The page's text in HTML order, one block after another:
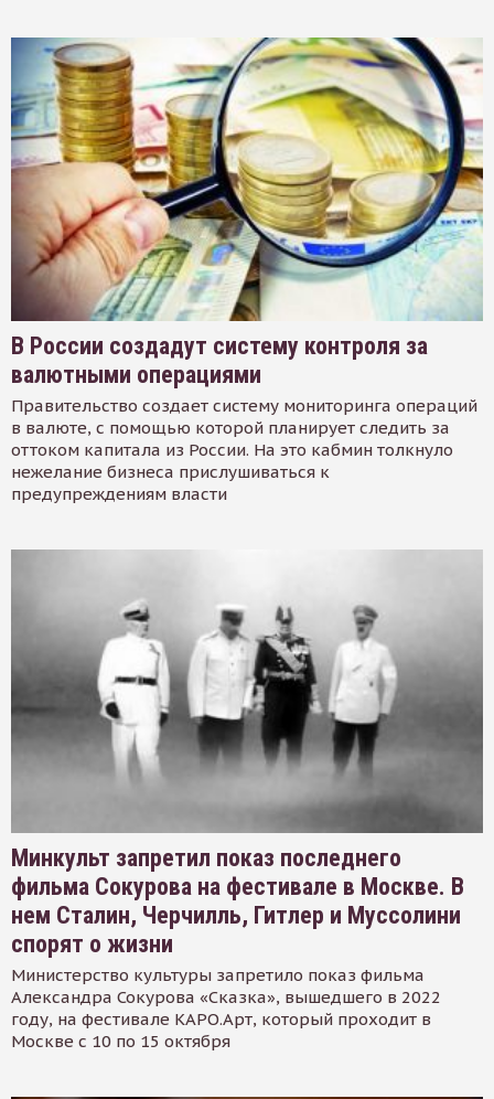
В России создадут систему контроля за
валютными операциями
Правительство создает систему мониторинга операций
в валюте, с помощью которой планирует следить за
оттоком капитала из России. На это кабмин толкнуло
нежелание бизнеса прислушиваться к
предупреждениям власти
Минкульт запретил показ последнего
фильма Сокурова на фестивале в Москве. В
нем Сталин, Черчилль, Гитлер и Муссолини
спорят о жизни
Министерство культуры запретило показ фильма
Александра Сокурова «Сказка», вышедшего в 2022
году, на фестивале КАРО.Арт, который проходит в
Москве с 10 по 15 октября